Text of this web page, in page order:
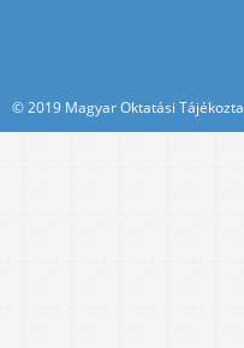
© 2019 Magyar Oktatási